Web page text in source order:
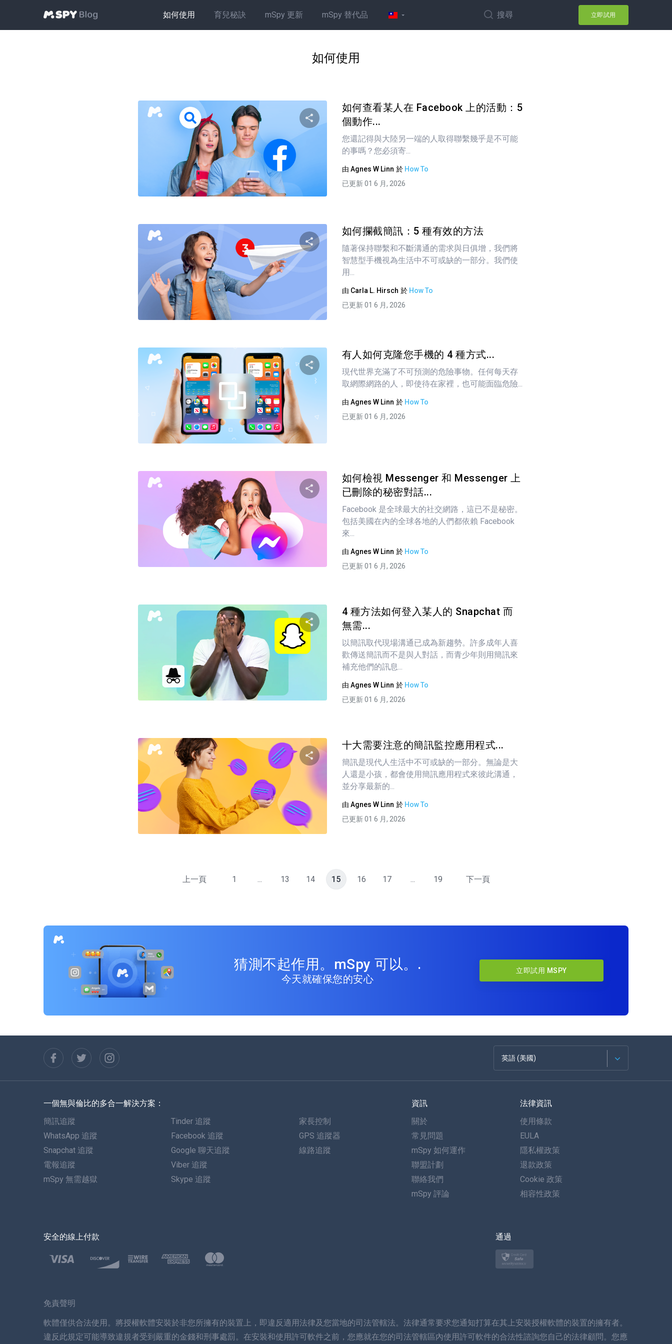
如何使用 育兒秘訣 mSpy 更新 mSpy 替代品 搜尋 立即試用
如何使用
分享這篇文章
臉書 複製連接
如何查看某人在 Facebook 上的活動：5
個動作...
您還記得與大陸另一端的人取得聯繫幾乎是不可能
的事嗎？您必須寄...
由 Agnes W Linn 於 How To
已更新 01 6 月, 2026
分享這篇文章
推特 臉書 複製連接
如何攔截簡訊：5 種有效的方法
隨著保持聯繫和不斷溝通的需求與日俱增，我們將
智慧型手機視為生活中不可或缺的一部分。我們使
用...
由 Carla L. Hirsch 於 How To
已更新 01 6 月, 2026
分享這篇文章
有人如何克隆您手機的 4 種方式...
現代世界充滿了不可預測的危險事物。任何每天存
取網際網路的人，即使待在家裡，也可能面臨危險...
由 Agnes W Linn 於 How To
已更新 01 6 月, 2026
分享這篇文章
臉書 複製連接
如何檢視 Messenger 和 Messenger 上
已刪除的秘密對話...
Facebook 是全球最大的社交網路，這已不是秘密。
包括美國在內的全球各地的人們都依賴 Facebook
來...
由 Agnes W Linn 於 How To
已更新 01 6 月, 2026
分享這篇文章
臉書 複製連接
4 種方法如何登入某人的 Snapchat 而
無需...
以簡訊取代現場溝通已成為新趨勢。許多成年人喜
歡傳送簡訊而不是與人對話，而青少年則用簡訊來
補充他們的訊息...
由 Agnes W Linn 於 How To
已更新 01 6 月, 2026
分享這篇文章
臉書 複製連接
十大需要注意的簡訊監控應用程式...
簡訊是現代人生活中不可或缺的一部分。無論是大
人還是小孩，都會使用簡訊應用程式來彼此溝通，
並分享最新的...
由 Agnes W Linn 於 How To
已更新 01 6 月, 2026
上一頁 1 ... 13 14 15 16 17 ... 19 下一頁
猜測不起作用。mSpy 可以。.
今天就確保您的安心
立即試用 MSPY
英語 (美國)
法語
西班牙語
葡萄牙語
義大利語
土耳其語
挪威語
一個無與倫比的多合一解決方案：
簡訊追蹤
WhatsApp 追蹤
Snapchat 追蹤
電報追蹤
mSpy 無需越獄
Tinder 追蹤
Facebook 追蹤
Google 聊天追蹤
Viber 追蹤
Skype 追蹤
家長控制
GPS 追蹤器
線路追蹤
資訊
關於
常見問題
mSpy 如何運作
聯盟計劃
聯絡我們
mSpy 評論
法律資訊
使用條款
EULA
隱私權政策
退款政策
Cookie 政策
相容性政策
安全的線上付款 通過
免責聲明
軟體僅供合法使用。將授權軟體安裝於非您所擁有的裝置上，即違反適用法律及您當地的司法管轄法。法律通常要求您通知打算在其上安裝授權軟體的裝置的擁有者。
違反此規定可能導致違規者受到嚴重的金錢和刑事處罰。在安裝和使用許可軟件之前，您應就在您的司法管轄區內使用許可軟件的合法性諮詢您自己的法律顧問。您應